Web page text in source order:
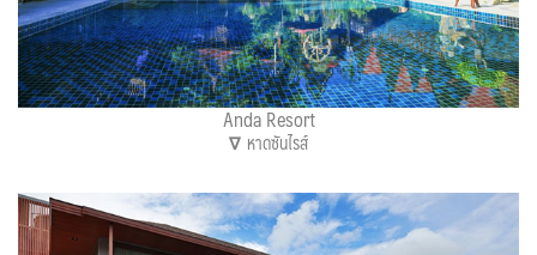
Anda Resort
∇หาดซันไรส์